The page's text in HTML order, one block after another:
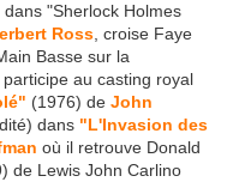
dans "Sherlock Holmes
Ross , croise Faye
Basse sur la
, participe au casting royal
(1976) de John
dans "L'Invasion des
où il retrouve Donald
de Lewis John Carlino